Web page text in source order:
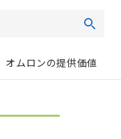
オムロンの提供価値